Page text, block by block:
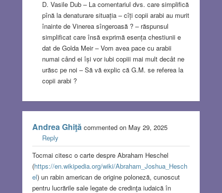
D. Vasile Dub – La comentariul dvs. care simplifică
pînă la denaturare situația – cîți copii arabi au murit
înainte de Vinerea sîngeroasă ? – răspunsul
simplificat care însă exprimă esența chestiunii e
dat de Golda Meir – Vom avea pace cu arabii
numai când ei își vor iubi copiii mai mult decât ne
urăsc pe noi – Să vă explic că G.M. se referea la
copii arabi ?
Andrea Ghiţă commented on May 29, 2025
Reply
Tocmai citesc o carte despre Abraham Heschel
(https://en.wikipedia.org/wiki/Abraham_Joshua_Hesch
el) un rabin american de origine poloneză, cunoscut
pentru lucrările sale legate de credinţa iudaică în